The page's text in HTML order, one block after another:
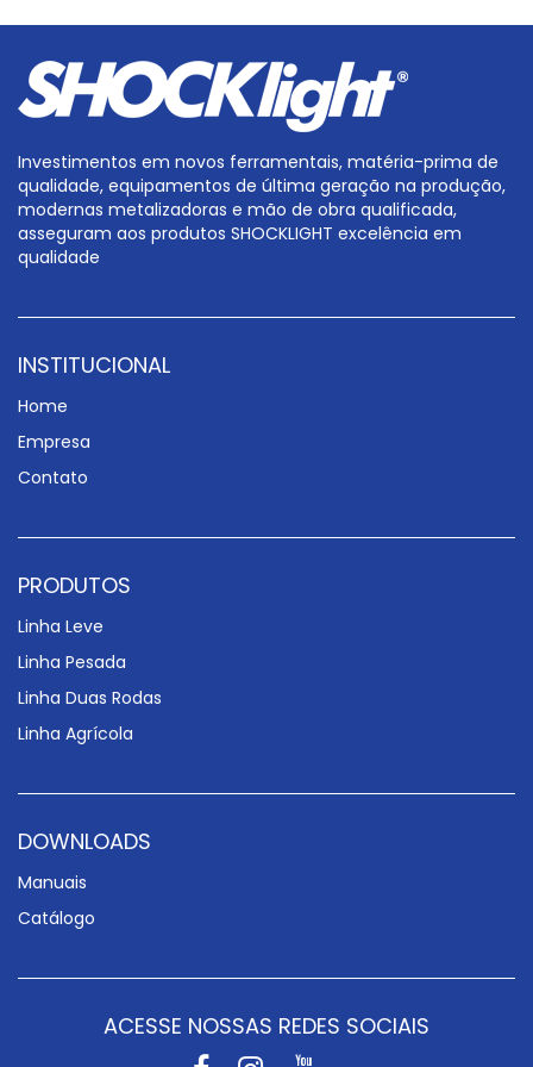
Investimentos em novos ferramentais, matéria-prima de
qualidade, equipamentos de última geração na produção,
modernas metalizadoras e mão de obra qualificada,
asseguram aos produtos SHOCKLIGHT excelência em
qualidade
INSTITUCIONAL
Home
Empresa
Contato
PRODUTOS
Linha Leve
Linha Pesada
Linha Duas Rodas
Linha Agrícola
DOWNLOADS
Manuais
Catálogo
ACESSE NOSSAS REDES SOCIAIS